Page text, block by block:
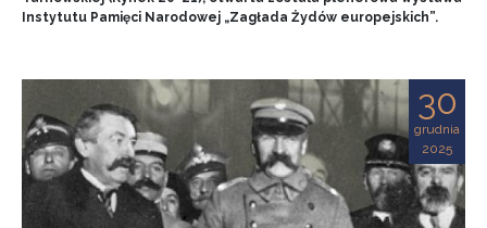
Instytutu Pamięci Narodowej „Zagłada Żydów europejskich”.
30
grudnia
2025